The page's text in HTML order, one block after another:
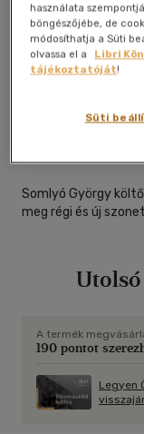
Kívánságlistához adom
Somlyó György
meg régi és új
A termék
190 pontot
Legyen
használata
böngészőjébe, de
módosíthatja a Süti
olvassa el a
Libri
tájékoztatóját!
Süti